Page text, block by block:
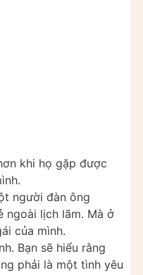
khi họ gặp được
người đàn ông
ngoài lịch lãm. Mà ở
của mình.
Bạn sẽ hiểu rằng
phải là một tình yêu